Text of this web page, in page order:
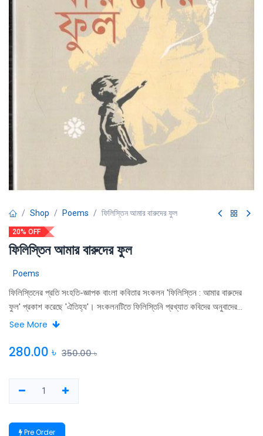
Shop Poems ফিলিস্তিন আমার বারুদের ফুল
20% OFF
ফিলিস্তিন আমার বারুদের ফুল
Poems
ফিলিস্তিনের প্রতি সংহতি-জ্ঞাপক বাংলা কবিতার সংকলন 'ফিলিস্তিন : আমার বারুদের
ফুল' প্রকাশ করেছে 'ঐতিহ্য'। সংকলনটিতে ফিলিস্তিনি প্রখ্যাত কবিদের অনুবাদের
পাশাপাশি বাংলাদেশের নবীন-প্রবীণ কবিদের কবিতা স্থান পেয়েছে।
See More
280.00 ৳ 350.00৳
Pre Order